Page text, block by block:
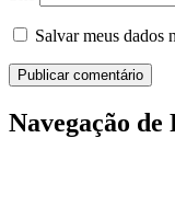
Salvar meus dados
Navegação de